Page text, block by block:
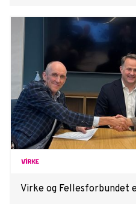
Virke og Fellesforbundet